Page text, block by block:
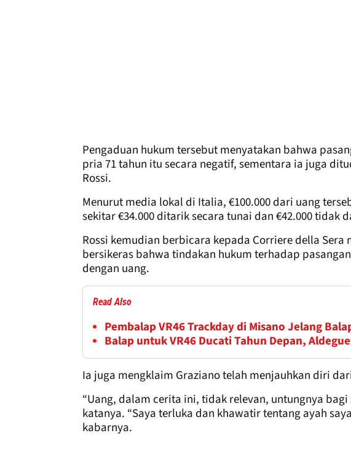
Pengaduan hukum tersebut menyatakan bahwa
pria 71 tahun itu secara negatif, sementara ia juga
Rossi.
Menurut media lokal di Italia, €100.000 dari uang
sekitar €34.000 ditarik secara tunai dan €42.000
Rossi kemudian berbicara kepada Corriere della Sera
bersikeras bahwa tindakan hukum terhadap
dengan uang.
Read Also
Pembalap VR46 Trackday di Misano Jelang
Balap untuk VR46 Ducati Tahun Depan,
Ia juga mengklaim Graziano telah menjauhkan diri
“Uang, dalam cerita ini, tidak relevan, untungnya bagi
katanya. “Saya terluka dan khawatir tentang ayah
kabarnya.